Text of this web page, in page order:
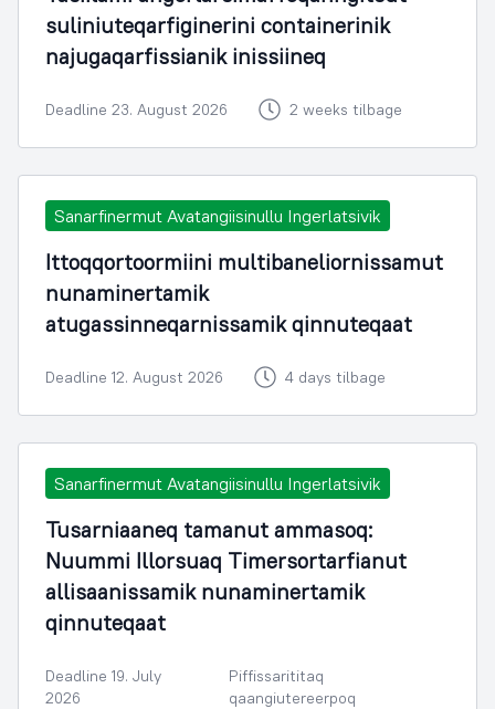
suliniuteqarfiginerini containerinik
najugaqarfissianik inissiineq
Deadline 23. August 2026 2 weeks tilbage
Sanarfinermut Avatangiisinullu Ingerlatsivik
Ittoqqortoormiini multibaneliornissamut
nunaminertamik
atugassinneqarnissamik qinnuteqaat
Deadline 12. August 2026 4 days tilbage
Sanarfinermut Avatangiisinullu Ingerlatsivik
Tusarniaaneq tamanut ammasoq:
Nuummi Illorsuaq Timersortarfianut
allisaanissamik nunaminertamik
qinnuteqaat
Deadline 19. July
2026
Piffissarititaq
qaangiutereerpoq